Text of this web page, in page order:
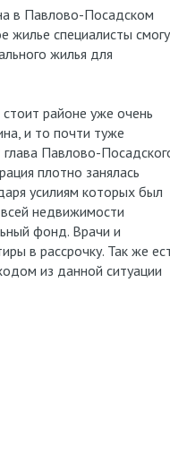
в Павлово-Посадском
жилье специалисты
жилья для
районе уже очень
и то почти туже
Павлово-
плотно занялась
усилиям которых был
недвижимости
фонд. Врачи и
в рассрочку. Так же
из данной ситуации